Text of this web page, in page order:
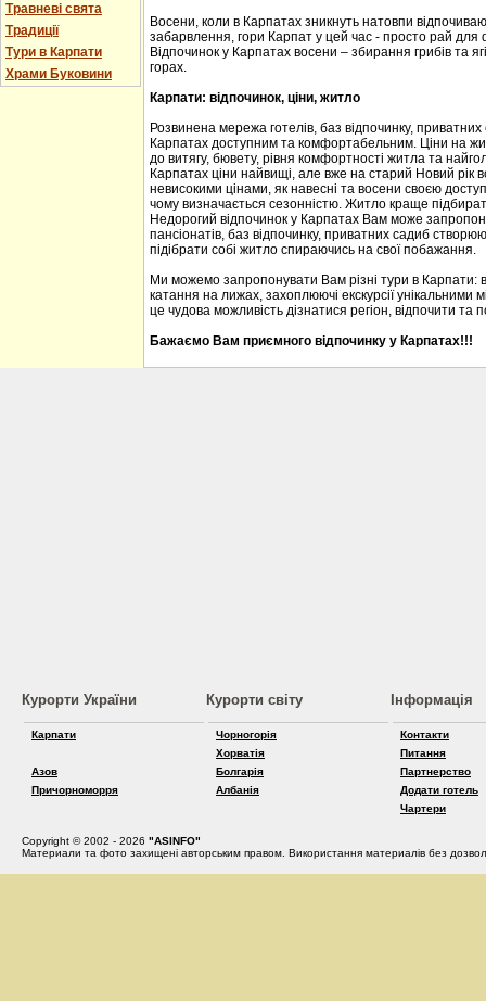
Травневі свята
Традиції
Тури в Карпати
Храми Буковини
Восени, коли в Карпатах зникнуть натовпи
забарвлення, гори Карпат у цей час - просто рай
Відпочинок у Карпатах восени – збирання грибів та
горах.
Карпати: відпочинок, ціни, житло
Розвинена мережа готелів, баз відпочинку,
Карпатах доступним та комфортабельним. Ціни на
до витягу, бювету, рівня комфортності житла та
Карпатах ціни найвищі, але вже на старий Новий рік
невисокими цінами, як навесні та восени своєю
чому визначається сезонністю. Житло краще
Недорогий відпочинок у Карпатах Вам може
пансіонатів, баз відпочинку, приватних садиб
підібрати собі житло спираючись на свої побажання.
Ми можемо запропонувати Вам різні тури в Карпати:
катання на лижах, захоплюючі екскурсії
це чудова можливість дізнатися регіон, відпочити та
Бажаємо Вам приємного відпочинку у Карпатах!!!
Курорти України
Карпати
Азов
Причорноморря
Курорти світу
Чорногорія
Хорватія
Болгарія
Албанія
Інформація
Контакти
Питання
Партнерство
Додати готель
Чартери
Copyright © 2002 - 2026 "ASINFO"
Материали та фото захищені авторським правом. Використання материалів без